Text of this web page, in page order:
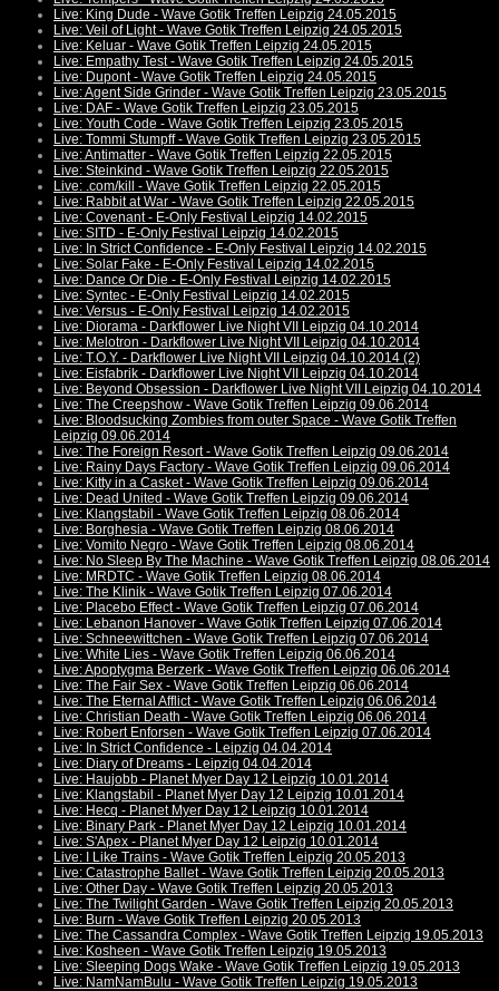
Live: King Dude - Wave Gotik Treffen Leipzig 24.05.2015
Live: Veil of Light - Wave Gotik Treffen Leipzig 24.05.2015
Live: Keluar - Wave Gotik Treffen Leipzig 24.05.2015
Live: Empathy Test - Wave Gotik Treffen Leipzig 24.05.2015
Live: Dupont - Wave Gotik Treffen Leipzig 24.05.2015
Live: Agent Side Grinder - Wave Gotik Treffen Leipzig 23.05.2015
Live: DAF - Wave Gotik Treffen Leipzig 23.05.2015
Live: Youth Code - Wave Gotik Treffen Leipzig 23.05.2015
Live: Tommi Stumpff - Wave Gotik Treffen Leipzig 23.05.2015
Live: Antimatter - Wave Gotik Treffen Leipzig 22.05.2015
Live: Steinkind - Wave Gotik Treffen Leipzig 22.05.2015
Live: .com/kill - Wave Gotik Treffen Leipzig 22.05.2015
Live: Rabbit at War - Wave Gotik Treffen Leipzig 22.05.2015
Live: Covenant - E-Only Festival Leipzig 14.02.2015
Live: SITD - E-Only Festival Leipzig 14.02.2015
Live: In Strict Confidence - E-Only Festival Leipzig 14.02.2015
Live: Solar Fake - E-Only Festival Leipzig 14.02.2015
Live: Dance Or Die - E-Only Festival Leipzig 14.02.2015
Live: Syntec - E-Only Festival Leipzig 14.02.2015
Live: Versus - E-Only Festival Leipzig 14.02.2015
Live: Diorama - Darkflower Live Night VII Leipzig 04.10.2014
Live: Melotron - Darkflower Live Night VII Leipzig 04.10.2014
Live: T.O.Y. - Darkflower Live Night VII Leipzig 04.10.2014 (2)
Live: Eisfabrik - Darkflower Live Night VII Leipzig 04.10.2014
Live: Beyond Obsession - Darkflower Live Night VII Leipzig 04.10.2014
Live: The Creepshow - Wave Gotik Treffen Leipzig 09.06.2014
Live: Bloodsucking Zombies from outer Space - Wave Gotik Treffen
Leipzig 09.06.2014
Live: The Foreign Resort - Wave Gotik Treffen Leipzig 09.06.2014
Live: Rainy Days Factory - Wave Gotik Treffen Leipzig 09.06.2014
Live: Kitty in a Casket - Wave Gotik Treffen Leipzig 09.06.2014
Live: Dead United - Wave Gotik Treffen Leipzig 09.06.2014
Live: Klangstabil - Wave Gotik Treffen Leipzig 08.06.2014
Live: Borghesia - Wave Gotik Treffen Leipzig 08.06.2014
Live: Vomito Negro - Wave Gotik Treffen Leipzig 08.06.2014
Live: No Sleep By The Machine - Wave Gotik Treffen Leipzig 08.06.2014
Live: MRDTC - Wave Gotik Treffen Leipzig 08.06.2014
Live: The Klinik - Wave Gotik Treffen Leipzig 07.06.2014
Live: Placebo Effect - Wave Gotik Treffen Leipzig 07.06.2014
Live: Lebanon Hanover - Wave Gotik Treffen Leipzig 07.06.2014
Live: Schneewittchen - Wave Gotik Treffen Leipzig 07.06.2014
Live: White Lies - Wave Gotik Treffen Leipzig 06.06.2014
Live: Apoptygma Berzerk - Wave Gotik Treffen Leipzig 06.06.2014
Live: The Fair Sex - Wave Gotik Treffen Leipzig 06.06.2014
Live: The Eternal Afflict - Wave Gotik Treffen Leipzig 06.06.2014
Live: Christian Death - Wave Gotik Treffen Leipzig 06.06.2014
Live: Robert Enforsen - Wave Gotik Treffen Leipzig 07.06.2014
Live: In Strict Confidence - Leipzig 04.04.2014
Live: Diary of Dreams - Leipzig 04.04.2014
Live: Haujobb - Planet Myer Day 12 Leipzig 10.01.2014
Live: Klangstabil - Planet Myer Day 12 Leipzig 10.01.2014
Live: Hecq - Planet Myer Day 12 Leipzig 10.01.2014
Live: Binary Park - Planet Myer Day 12 Leipzig 10.01.2014
Live: S'Apex - Planet Myer Day 12 Leipzig 10.01.2014
Live: I Like Trains - Wave Gotik Treffen Leipzig 20.05.2013
Live: Catastrophe Ballet - Wave Gotik Treffen Leipzig 20.05.2013
Live: Other Day - Wave Gotik Treffen Leipzig 20.05.2013
Live: The Twilight Garden - Wave Gotik Treffen Leipzig 20.05.2013
Live: Burn - Wave Gotik Treffen Leipzig 20.05.2013
Live: The Cassandra Complex - Wave Gotik Treffen Leipzig 19.05.2013
Live: Kosheen - Wave Gotik Treffen Leipzig 19.05.2013
Live: Sleeping Dogs Wake - Wave Gotik Treffen Leipzig 19.05.2013
Live: NamNamBulu - Wave Gotik Treffen Leipzig 19.05.2013